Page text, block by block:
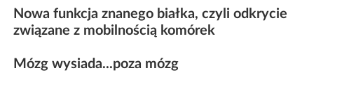
Nowa funkcja znanego białka, czyli odkrycie
związane z mobilnością komórek
Mózg wysiada...poza mózg